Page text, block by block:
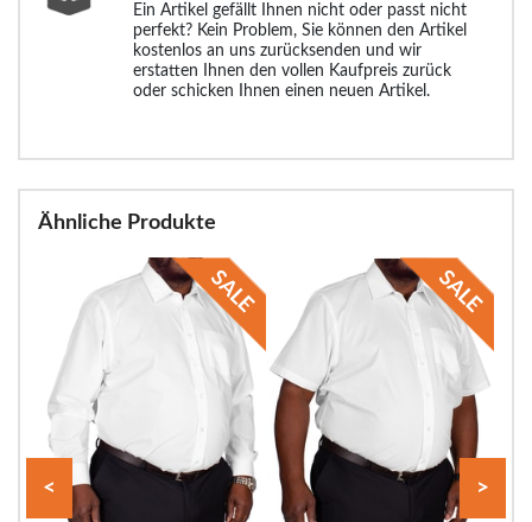
Ein Artikel gefällt Ihnen nicht oder passt nicht
perfekt? Kein Problem, Sie können den Artikel
kostenlos an uns zurücksenden und wir
erstatten Ihnen den vollen Kaufpreis zurück
oder schicken Ihnen einen neuen Artikel.
Ähnliche Produkte
< >